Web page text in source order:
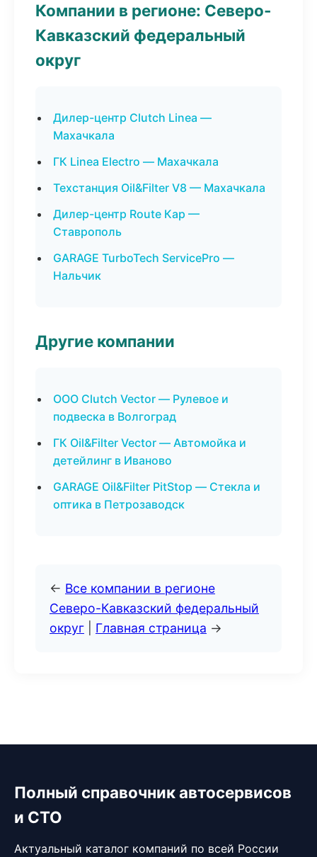
Компании в регионе: Северо-
Кавказский федеральный
округ
Дилер-центр Clutch Linea —
Махачкала
ГК Linea Electro — Махачкала
Техстанция Oil&Filter V8 — Махачкала
Дилер-центр Route Кар —
Ставрополь
GARAGE TurboTech ServicePro —
Нальчик
Другие компании
ООО Clutch Vector — Рулевое и
подвеска в Волгоград
ГК Oil&Filter Vector — Автомойка и
детейлинг в Иваново
GARAGE Oil&Filter PitStop — Стекла и
оптика в Петрозаводск
← Все компании в регионе
Северо-Кавказский федеральный
округ
Главная страница →
Полный справочник автосервисов
и СТО
Актуальный каталог компаний по всей России